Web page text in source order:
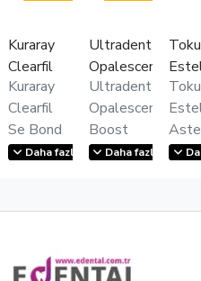
Kuraray
Clearfil
SE Bond
Kit
Kuraray
Clearfil
Se Bond
Kit
SE Bond
aşamalı
Daha fazla göster
Ultradent
Opalescence
Boost
Ofis Tipi
Beyazlatma
Ultradent
Opalescence
Boost
Ofis Tipi
diş
alanında
Daha fazla göster
en